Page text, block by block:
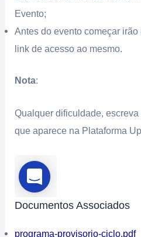
Evento;
Antes do evento começar
link de acesso ao mesmo.
Nota:
Qualquer dificuldade,
que aparece na Plataforma
Documentos Associados
programa-provisorio-ciclo.pdf